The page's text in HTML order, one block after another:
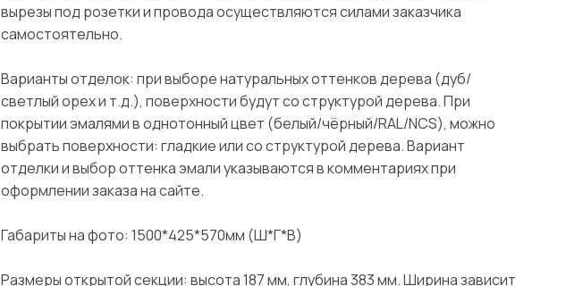
вырезы под розетки и провода осуществляются силами заказчика
самостоятельно.
Варианты отделок: при выборе натуральных оттенков дерева (дуб/
светлый орех и т.д.), поверхности будут со структурой дерева. При
покрытии эмалями в однотонный цвет (белый/чёрный/RAL/NCS), можно
выбрать поверхности: гладкие или со структурой дерева. Вариант
отделки и выбор оттенка эмали указываются в комментариях при
оформлении заказа на сайте.
Габариты на фото: 1500*425*570мм (Ш*Г*В)
Размеры открытой секции: высота 187 мм, глубина 383 мм. Ширина зависит